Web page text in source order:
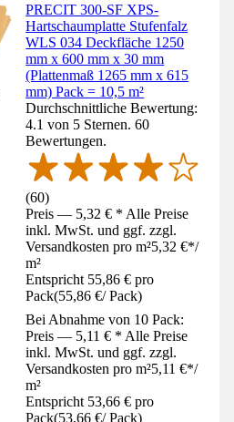
PRECIT 300-SF XPS-
Hartschaumplatte Stufenfalz
WLS 034 Deckfläche 1250
mm x 600 mm x 30 mm
(Plattenmaß 1265 mm x 615
mm) Pack = 10,5 m²
Durchschnittliche Bewertung:
4.1 von 5 Sternen. 60
Bewertungen.
(60)
Preis — 5,32 € * Alle Preise
inkl. MwSt. und ggf. zzgl.
Versandkosten pro m²5,32 €*/
m²
Entspricht 55,86 € pro
Pack(55,86 €/ Pack)
Bei Abnahme von 10 Pack:
Preis — 5,11 € * Alle Preise
inkl. MwSt. und ggf. zzgl.
Versandkosten pro m²5,11 €*/
m²
Entspricht 53,66 € pro
Pack(53,66 €/ Pack)